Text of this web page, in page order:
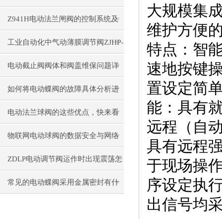
自动化中的应用
Z941H电动法兰闸阀的控制系统及
智能化发展趋势
工业自动化中气动薄膜调节阀ZJHP-
16C的控制精度提升技巧
电动截止阀阀体和阀盖维保问题详
细介绍
如何将电动蝶阀的故障具体分析进
行处理
电动法兰球阀的这些优点，快来看
看吧
物联网电动球阀的数据安全与网络
安全防护策略
ZDLP电动调节阀运作时出现震荡怎
么办？
常见的电动蝶阀采用金属密封有什
大规模集
维护方便
特点：智
速地按键
置设定简
能：具有
远程（自
具有远程
于现场操
序设定执
出信号均